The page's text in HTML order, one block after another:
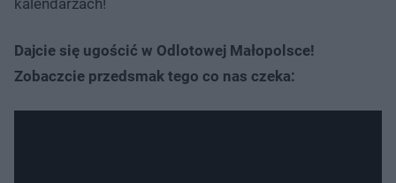
kalendarzach!
Dajcie się ugościć w Odlotowej Małopolsce!
Zobaczcie przedsmak tego co nas czeka: